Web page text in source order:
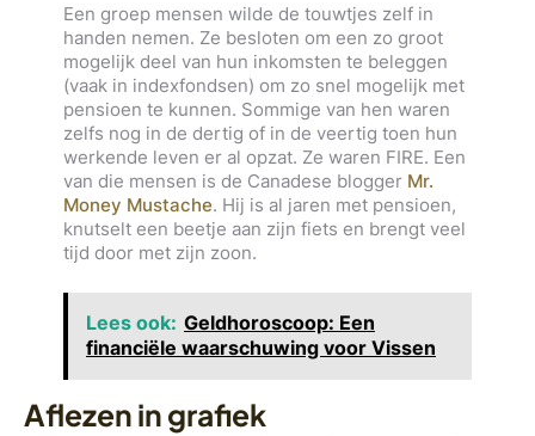
Een groep mensen wilde de touwtjes zelf in
handen nemen. Ze besloten om een zo groot
mogelijk deel van hun inkomsten te beleggen
(vaak in indexfondsen) om zo snel mogelijk met
pensioen te kunnen. Sommige van hen waren
zelfs nog in de dertig of in de veertig toen hun
werkende leven er al opzat. Ze waren FIRE. Een
van die mensen is de Canadese blogger Mr.
Money Mustache. Hij is al jaren met pensioen,
knutselt een beetje aan zijn fiets en brengt veel
tijd door met zijn zoon.
Lees ook: Geldhoroscoop: Een
financiële waarschuwing voor Vissen
Aflezen in grafiek